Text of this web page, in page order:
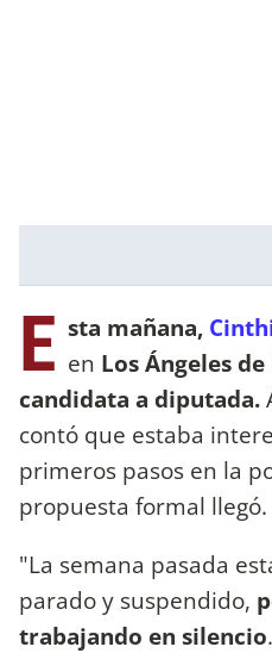
E sta mañana,
en Los Ángeles
candidata a diputada.
contó que estaba
primeros pasos en la
propuesta formal llegó.
"La semana pasada
parado y suspendido,
trabajando en silencio